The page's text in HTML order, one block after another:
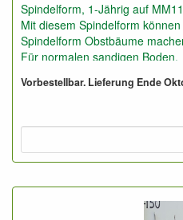
Spindelform, 1-Jährig auf
Mit diesem Spindelform
Spindelform Obstbäume
Für normalen sandigen Boden.
Meter)
Vorbestellbar. Lieferung Ende